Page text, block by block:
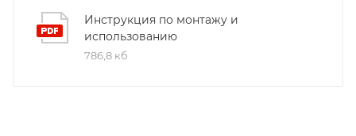
Инструкция по монтажу и
использованию
786,8 кб